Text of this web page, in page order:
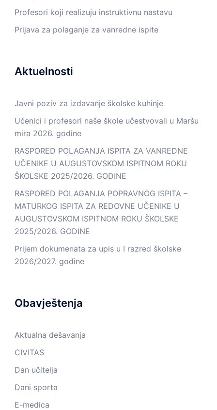
Profesori koji realizuju instruktivnu nastavu
Prijava za polaganje za vanredne ispite
Aktuelnosti
Javni poziv za izdavanje školske kuhinje
Učenici i profesori naše škole učestvovali u Maršu
mira 2026. godine
RASPORED POLAGANJA ISPITA ZA VANREDNE
UČENIKE U AUGUSTOVSKOM ISPITNOM ROKU
ŠKOLSKE 2025/2026. GODINE
RASPORED POLAGANJA POPRAVNOG ISPITA –
MATURKOG ISPITA ZA REDOVNE UČENIKE U
AUGUSTOVSKOM ISPITNOM ROKU ŠKOLSKE
2025/2026. GODINE
Prijem dokumenata za upis u I razred školske
2026/2027. godine
Obavještenja
Aktualna dešavanja
CIVITAS
Dan učitelja
Dani sporta
E-medica